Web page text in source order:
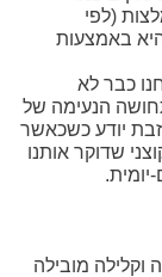
(לפי
באמצעות
כבר לא
הנעימה של
יודע כשכאשר
שדוקר אותנו
יומית.
מובילה